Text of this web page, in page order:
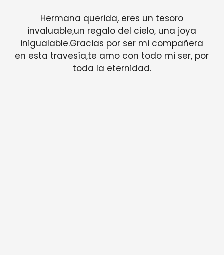
Hermana querida, eres un tesoro
invaluable,un regalo del cielo, una joya
inigualable.Gracias por ser mi compañera
en esta travesía,te amo con todo mi ser, por
toda la eternidad.